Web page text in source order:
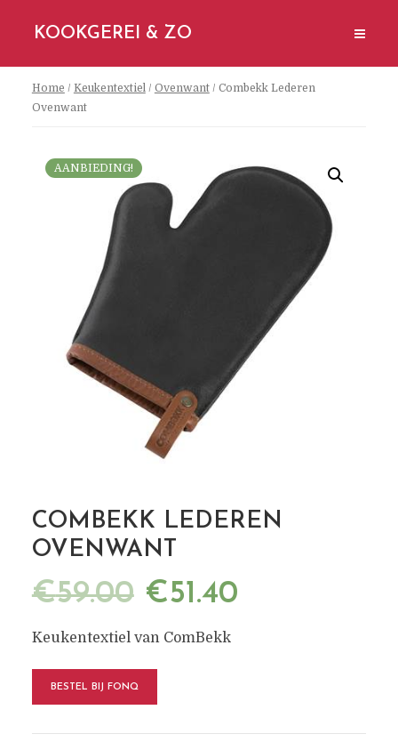
KOOKGEREI & ZO
Home / Keukentextiel/ Ovenwant/ Combekk Lederen
Ovenwant
AANBIEDING!
COMBEKK LEDEREN
OVENWANT
€59.00 €51.40
Keukentextiel van ComBekk
BESTEL BIJ FONQ